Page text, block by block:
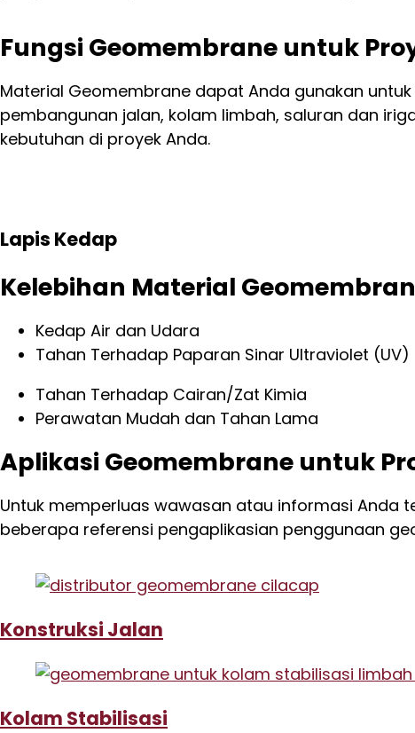
Fungsi Geomembrane untuk
Material Geomembrane dapat Anda gunakan
pembangunan jalan, kolam limbah, saluran dan
kebutuhan di proyek Anda.
Lapis Kedap
Kelebihan Material
Kedap Air dan Udara
Tahan Terhadap Paparan Sinar Ultraviolet (UV)
Tahan Terhadap Cairan/Zat Kimia
Perawatan Mudah dan Tahan Lama
Aplikasi Geomembrane untuk
Untuk memperluas wawasan atau informasi Anda
beberapa referensi pengaplikasian penggunaan
Konstruksi Jalan
Kolam Stabilisasi